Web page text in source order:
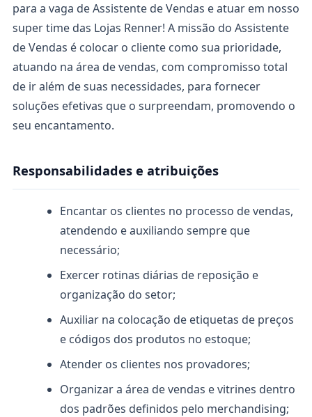
para a vaga de Assistente de Vendas e atuar em nosso
super time das Lojas Renner! A missão do Assistente
de Vendas é colocar o cliente como sua prioridade,
atuando na área de vendas, com compromisso total
de ir além de suas necessidades, para fornecer
soluções efetivas que o surpreendam, promovendo o
seu encantamento.
Responsabilidades e atribuições
Encantar os clientes no processo de vendas,
atendendo e auxiliando sempre que
necessário;
Exercer rotinas diárias de reposição e
organização do setor;
Auxiliar na colocação de etiquetas de preços
e códigos dos produtos no estoque;
Atender os clientes nos provadores;
Organizar a área de vendas e vitrines dentro
dos padrões definidos pelo merchandising;